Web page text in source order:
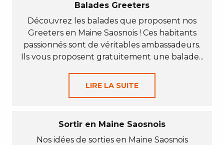
Balades Greeters
Découvrez les balades que proposent nos
Greeters en Maine Saosnois ! Ces habitants
passionnés sont de véritables ambassadeurs.
Ils vous proposent gratuitement une balade...
LIRE LA SUITE
Sortir en Maine Saosnois
Nos idées de sorties en Maine Saosnois